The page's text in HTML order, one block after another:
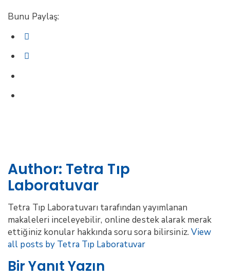
Bunu Paylaş:
Author: Tetra Tıp
Laboratuvar
Tetra Tıp Laboratuvarı tarafından yayımlanan
makaleleri inceleyebilir, online destek alarak merak
ettiğiniz konular hakkında soru sora bilirsiniz. View
all posts by Tetra Tıp Laboratuvar
Bir Yanıt Yazın